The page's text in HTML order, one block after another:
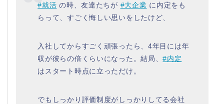
#就活 の時、友達たちが #大企業 に内定をも
らって、すごく悔しい思いをしたけど、
入社してからすごく頑張ったら、4年目には年
収が彼らの倍くらいになった。結局、#内定
はスタート時点に立っただけ。
でもしっかり評価制度がしっかりしてる会社